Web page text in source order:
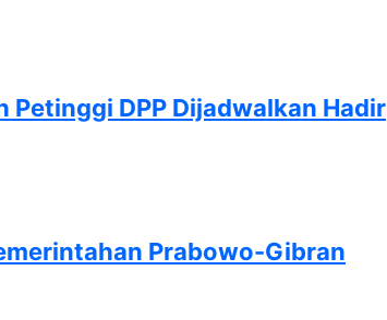
Petinggi DPP Dijadwalkan Hadir
Prabowo-Gibran